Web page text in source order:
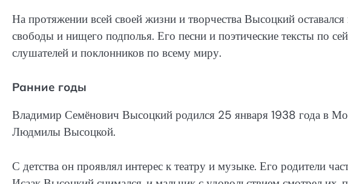
На протяжении всей своей жизни и творчества Высоцкий
свободы и нищего подполья. Его песни и поэтические тексты по
слушателей и поклонников по всему миру.
Ранние годы
Владимир Семёнович Высоцкий родился 25 января 1938 года в
Людмилы Высоцкой.
С детства он проявлял интерес к театру и музыке. Его родители